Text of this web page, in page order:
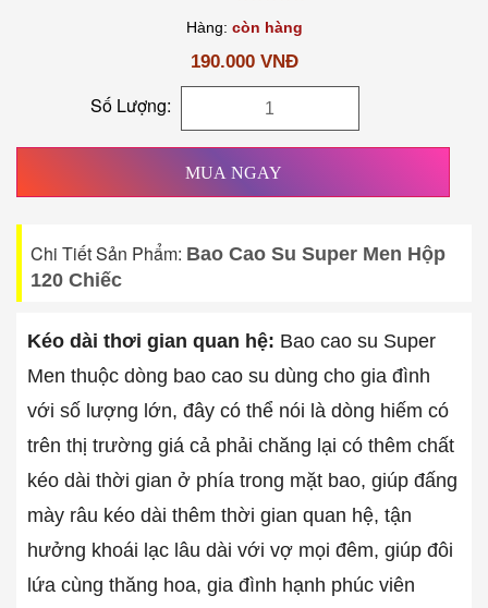
Hàng: còn hàng
190.000 VNĐ
Số Lượng:
MUA NGAY
Chi Tiết Sản Phẩm: Bao Cao Su Super Men Hộp
120 Chiếc
Kéo dài thơi gian quan hệ: Bao cao su Super
Men thuộc dòng bao cao su dùng cho gia đình
với số lượng lớn, đây có thể nói là dòng hiếm có
trên thị trường giá cả phải chăng lại có thêm chất
kéo dài thời gian ở phía trong mặt bao, giúp đấng
mày râu kéo dài thêm thời gian quan hệ, tận
hưởng khoái lạc lâu dài với vợ mọi đêm, giúp đôi
lứa cùng thăng hoa, gia đình hạnh phúc viên